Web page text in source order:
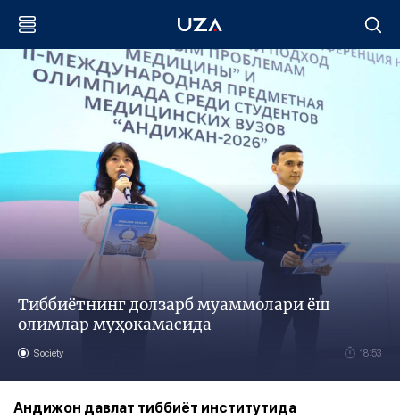
Тиббиётнинг долзарб муаммолари ёш
олимлар муҳокамасида
Society 18:53
Андижон давлат тиббиёт институтида